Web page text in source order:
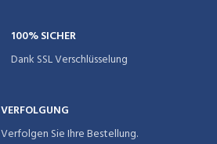
100% SICHER
Dank SSL Verschlüsselung
VERFOLGUNG
Verfolgen Sie Ihre Bestellung.